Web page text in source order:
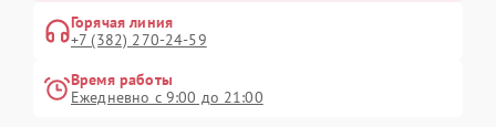
Горячая линия
+7 (382) 270-24-59
Время работы
Ежедневно с 9:00 до 21:00